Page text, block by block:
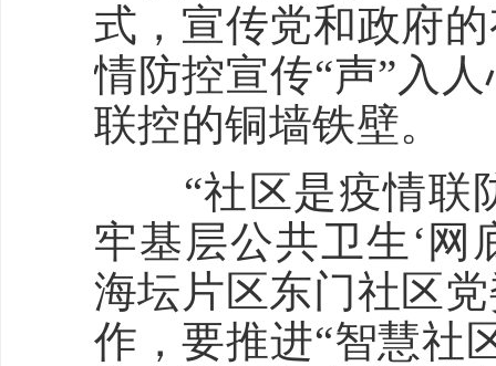
式，宣传党和政府
情防控宣传“声”入
联控的铜墙铁壁。
“社区是疫情联防
牢基层公共卫生‘网
海坛片区东门社区
作，要推进“智慧社